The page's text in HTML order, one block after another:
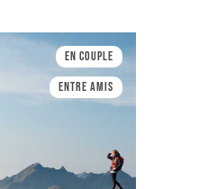
En couple
Entre amis